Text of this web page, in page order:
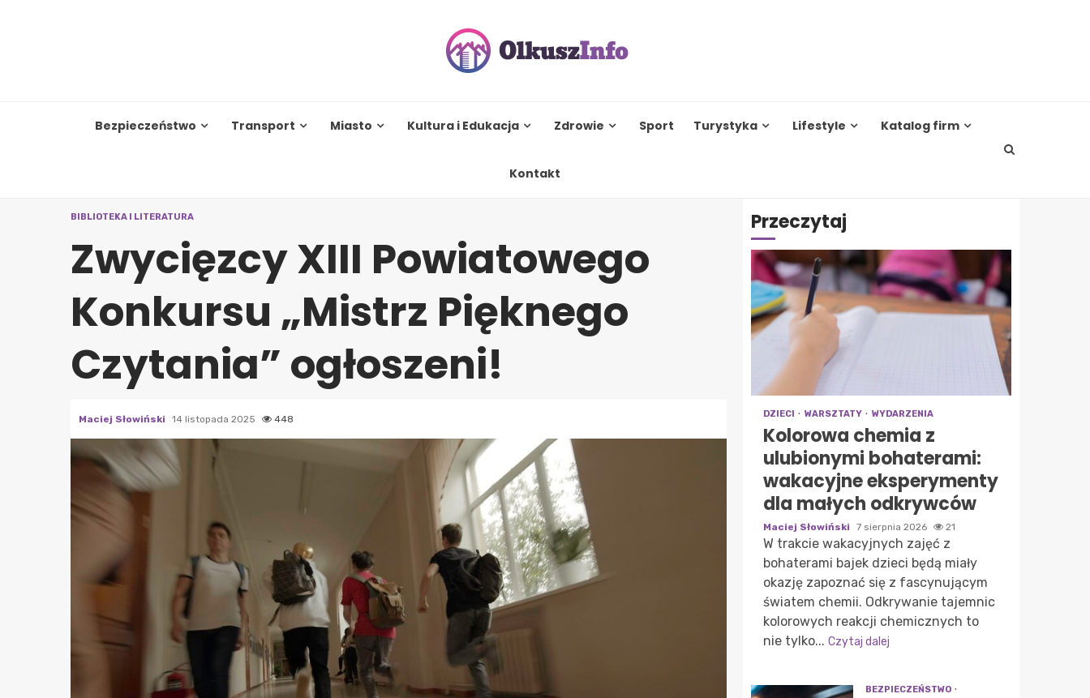
Bezpieczeństwo Transport Miasto Kultura i Edukacja Zdrowie Sport Turystyka Lifestyle Katalog firm
Kontakt
BIBLIOTEKA I LITERATURA
Zwycięzcy XIII Powiatowego
Konkursu „Mistrz Pięknego
Czytania” ogłoszeni!
Maciej Słowiński 14 listopada 2025 448
Przeczytaj
DZIECI WARSZTATY WYDARZENIA
Kolorowa chemia z
ulubionymi bohaterami:
wakacyjne eksperymenty
dla małych odkrywców
Maciej Słowiński 7 sierpnia 2026 21
W trakcie wakacyjnych zajęć z
bohaterami bajek dzieci będą miały
okazję zapoznać się z fascynującym
światem chemii. Odkrywanie tajemnic
kolorowych reakcji chemicznych to
nie tylko... Czytaj dalej
BEZPIECZEŃSTWO